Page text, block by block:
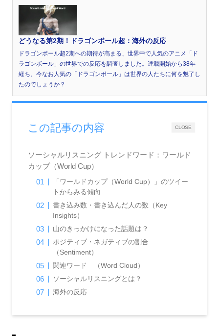
どうなる第2期！ドラゴンボール超：海外の反応
ドラゴンボール超2期への期待が高まる、世界中で人気のアニメ「ド
ラゴンボール」の世界での反応を調査しました。連載開始から38年
経ち、今なお人気の「ドラゴンボール」は世界の人たちに何を魅了し
たのでしょうか？
CLOSE
この記事の内容
ソーシャルリスニング トレンドワード：ワールド
カップ（World Cup）
「ワールドカップ（World Cup）」のツイー
トからみる傾向
書き込み数・書き込んだ人の数（Key
Insights）
山のきっかけになった話題は？
ポジティブ・ネガティブの割合
（Sentiment）
関連ワード （Word Cloud）
ソーシャルリスニングとは？
海外の反応